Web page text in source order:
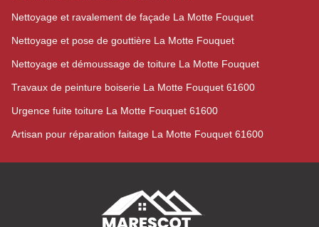
Nettoyage et ravalement de façade La Motte Fouquet
Nettoyage et pose de gouttière La Motte Fouquet
Nettoyage et démoussage de toiture La Motte Fouquet
Travaux de peinture boiserie La Motte Fouquet 61600
Urgence fuite toiture La Motte Fouquet 61600
Artisan pour réparation faitage La Motte Fouquet 61600